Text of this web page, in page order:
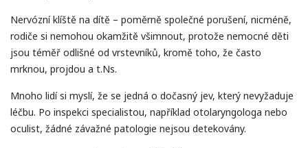
Nervózní klíště na dítě – poměrně společné porušení, nicméně,
rodiče si nemohou okamžitě všimnout, protože nemocné děti
jsou téměř odlišné od vrstevníků, kromě toho, že často
mrknou, projdou a t.Ns.
Mnoho lidí si myslí, že se jedná o dočasný jev, který nevyžaduje
léčbu. Po inspekci specialistou, například otolaryngologa nebo
oculist, žádné závažné patologie nejsou detekovány.